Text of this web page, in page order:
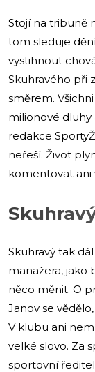
Stojí na tribuně
tom sleduje
vystihnout
Skuhravého při
směrem.
milionové dluhy
redakce
neřeší. Život
komentovat ani
Skuhravý tak
manažera, jako
něco měnit. O
Janov se
V klubu ani
velké slovo. Za
sportovní